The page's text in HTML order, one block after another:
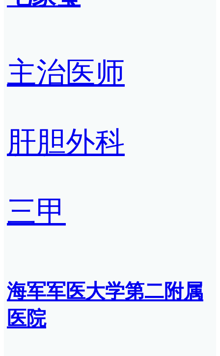
主治医师
肝胆外科
三甲
海军军医大学第二附属
医院